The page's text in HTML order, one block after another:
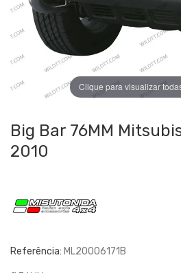
Clique para visualizar
Big Bar 76MM
2010
Referência: ML20006171B